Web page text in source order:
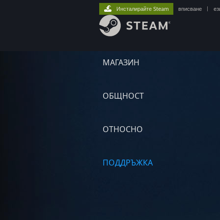
МАГАЗИН
ОБЩНОСТ
ОТНОСНО
ПОДДРЪЖКА
Инсталирайте Steam вписване